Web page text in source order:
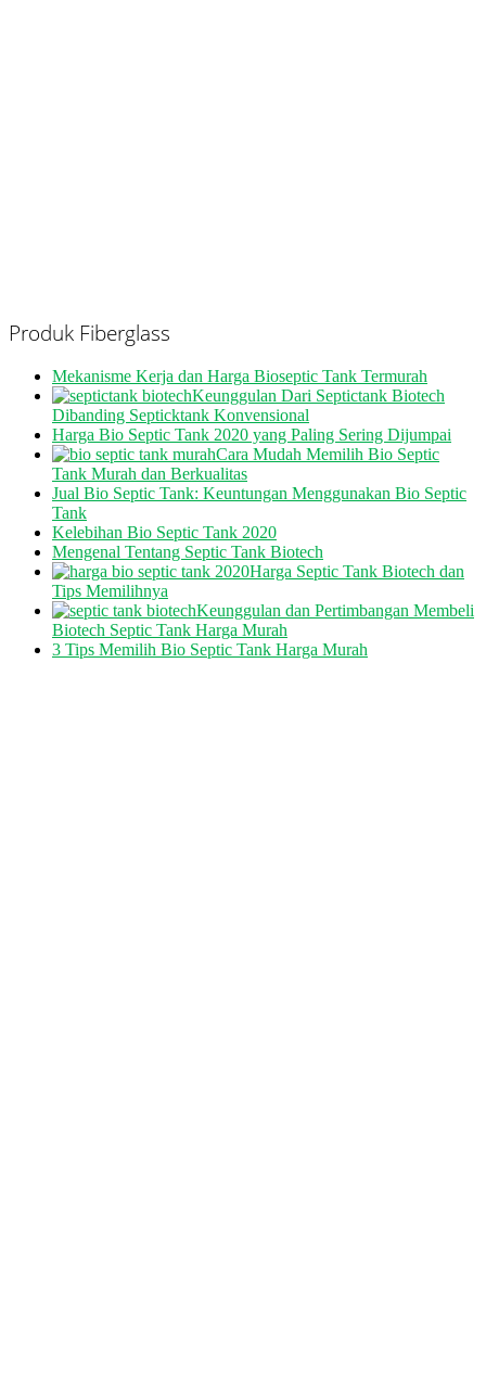
Produk Fiberglass
Mekanisme Kerja dan Harga Bioseptic Tank Termurah
Keunggulan Dari Septictank Biotech
Dibanding Septicktank Konvensional
Harga Bio Septic Tank 2020 yang Paling Sering Dijumpai
Cara Mudah Memilih Bio Septic
Tank Murah dan Berkualitas
Jual Bio Septic Tank: Keuntungan Menggunakan Bio Septic
Tank
Kelebihan Bio Septic Tank 2020
Mengenal Tentang Septic Tank Biotech
Harga Septic Tank Biotech dan
Tips Memilihnya
Keunggulan dan Pertimbangan Membeli
Biotech Septic Tank Harga Murah
3 Tips Memilih Bio Septic Tank Harga Murah